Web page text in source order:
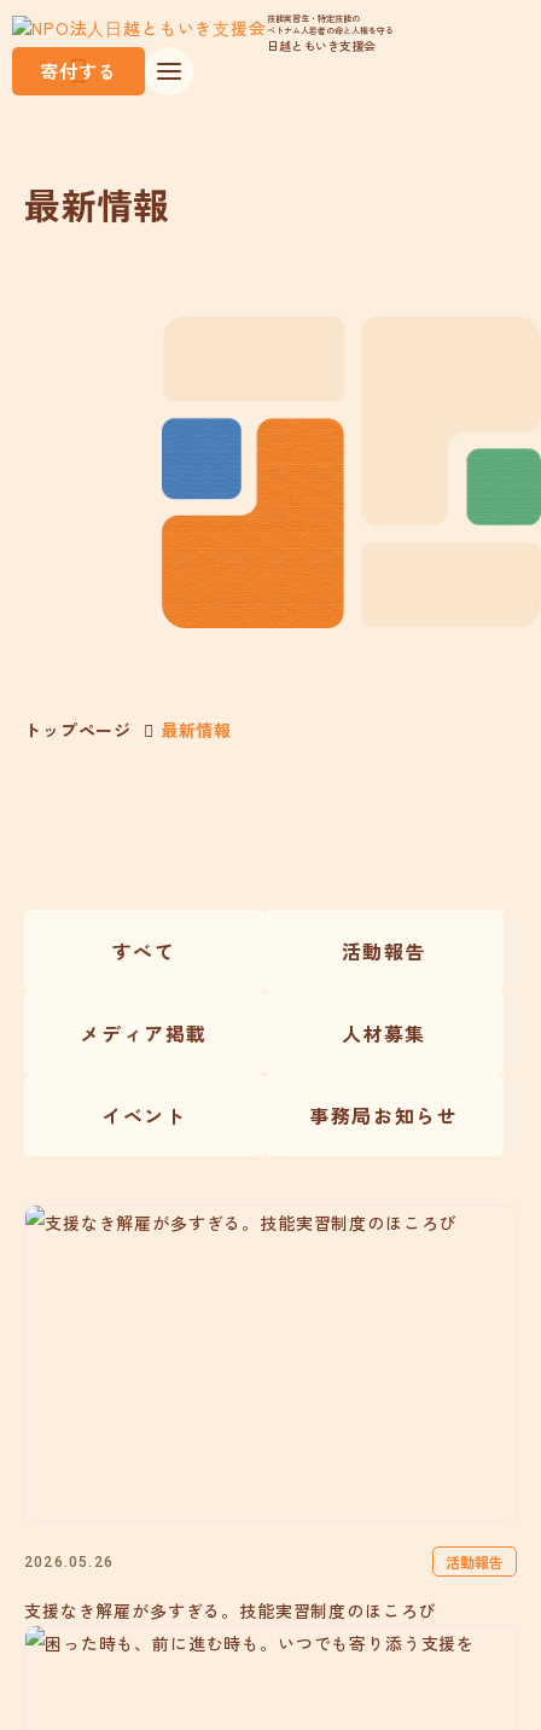
技能実習生・特定技能の
ベトナム人若者の命と人権を守る
日越ともいき支援会
寄付する
最新情報
トップページ 最新情報
すべて 活動報告
メディア掲載 人材募集
イベント 事務局お知らせ
2026.05.26 活動報告
支援なき解雇が多すぎる。技能実習制度のほころび